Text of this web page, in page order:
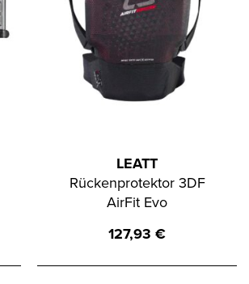
LEATT
Rückenprotektor 3DF
AirFit Evo
127,93€